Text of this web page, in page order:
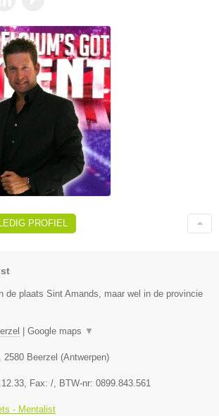
PROFIEL
de plaats Sint Amands, maar wel in de provincie
Google maps ▼
, 2580 Beerzel (Antwerpen)
, Fax: /, BTW-nr: 0899.843.561
- Mentalist